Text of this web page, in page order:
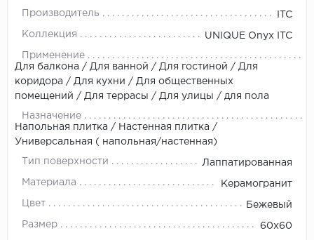
Производитель ITC
Коллекция UNIQUE Onyx ITC
Применение
Для балкона / Для ванной / Для гостиной / Для
коридора / Для кухни / Для общественных
помещений / Для террасы / Для улицы / для пола
Назначение
Напольная плитка / Настенная плитка /
Универсальная ( напольная/настенная)
Тип поверхности Лаппатированная
Материала Керамогранит
Цвет Бежевый
Размер 60x60